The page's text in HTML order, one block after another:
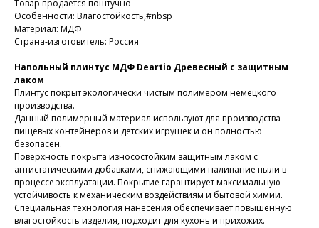
Товар продается поштучно
Особенности: Влагостойкость,#nbsp
Материал: МДФ
Страна-изготовитель: Россия
Напольный плинтус МДФ Deartio Древесный с защитным
лаком
Плинтус покрыт экологически чистым полимером немецкого
производства.
Данный полимерный материал используют для производства
пищевых контейнеров и детских игрушек и он полностью
безопасен.
Поверхность покрыта износостойким защитным лаком с
антистатическими добавками, снижающими налипание пыли в
процессе эксплуатации. Покрытие гарантирует максимальную
устойчивость к механическим воздействиям и бытовой химии.
Специальная технология нанесения обеспечивает повышенную
влагостойкость изделия, подходит для кухонь и прихожих.